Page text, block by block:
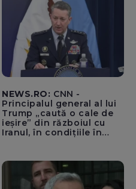
NEWS.RO: CNN -
Principalul general al lui
Trump „caută o cale de
ieșire” din războiul cu
Iranul, în condițiile în